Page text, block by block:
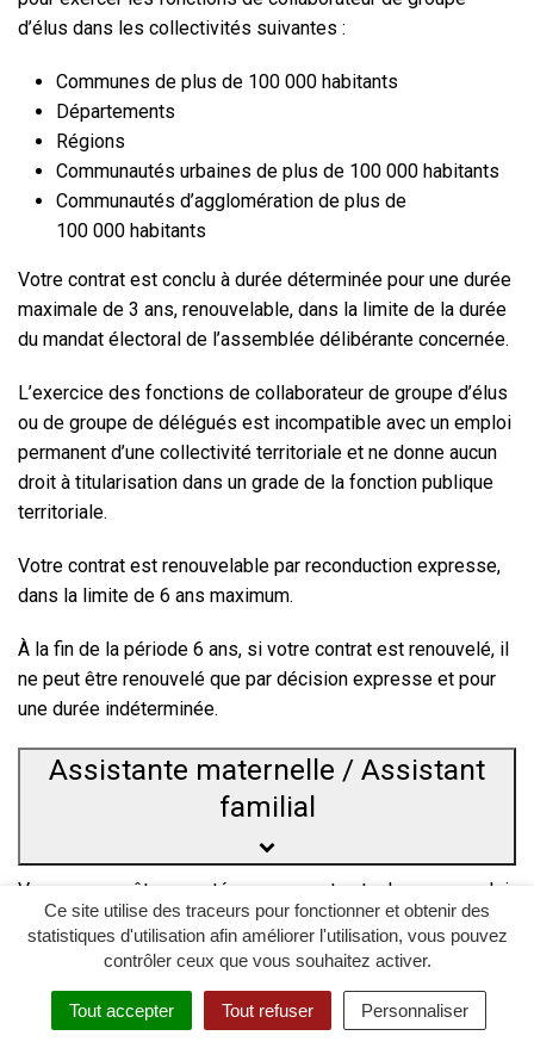
Ce site utilise des traceurs pour fonctionner et obtenir des
statistiques d'utilisation afin améliorer l'utilisation, vous pouvez
contrôler ceux que vous souhaitez activer.
Tout accepter Tout refuser Personnaliser
d’élus dans les collectivités suivantes :
Communes de plus de 100 000 habitants
Départements
Régions
Communautés urbaines de plus de 100 000 habitants
Communautés d’agglomération de plus de
100 000 habitants
Votre contrat est conclu à durée déterminée pour une durée
maximale de 3 ans, renouvelable, dans la limite de la durée
du mandat électoral de l’assemblée délibérante concernée.
L’exercice des fonctions de collaborateur de groupe d’élus
ou de groupe de délégués est incompatible avec un emploi
permanent d’une collectivité territoriale et ne donne aucun
droit à titularisation dans un grade de la fonction publique
territoriale.
Votre contrat est renouvelable par reconduction expresse,
dans la limite de 6 ans maximum.
À la fin de la période 6 ans, si votre contrat est renouvelé, il
ne peut être renouvelé que par décision expresse et pour
une durée indéterminée.
Assistante maternelle / Assistant
familial
Vous pouvez être recruté comme contractuel sur un emploi
d’assistant maternel oud’assistant familial.
Votre contrat est conclu pour une durée déterminée ou
indéterminée.